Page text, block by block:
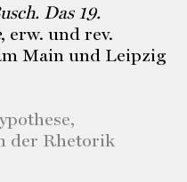
Das 19.
, erw. und rev.
Main und Leipzig
der Rhetorik